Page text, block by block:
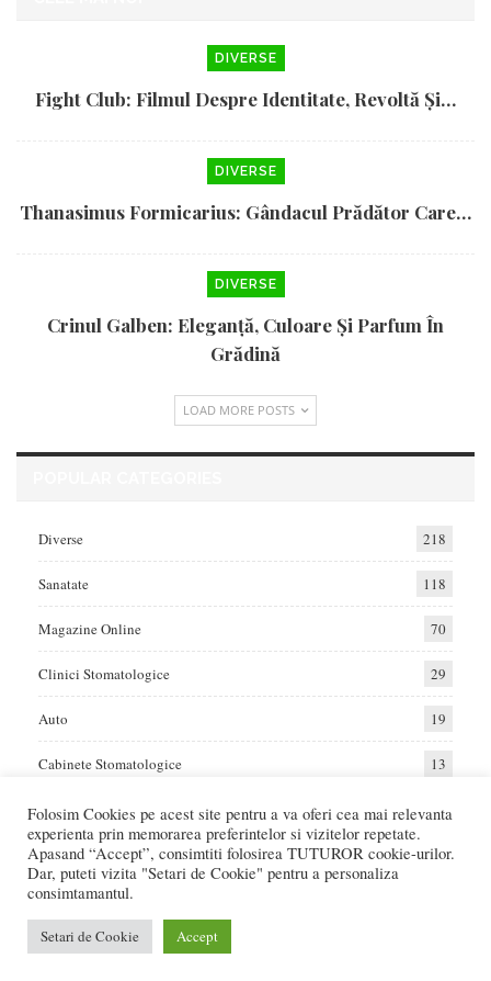
DIVERSE
Fight Club: Filmul Despre Identitate, Revoltă Și…
DIVERSE
Thanasimus Formicarius: Gândacul Prădător Care…
DIVERSE
Crinul Galben: Eleganță, Culoare Și Parfum În
Grădină
LOAD MORE POSTS
Diverse 218
Sanatate 118
Magazine Online 70
Clinici Stomatologice 29
Auto 19
Cabinete Stomatologice 13
Home Auto Diverse Sanatate
Va raportam cele mai bune oferte de servicii si produse din Romania. Recenzii
Online care va ajuta sa faceti cea mai buna alegere.
Folosim Cookies pe acest site pentru a va oferi cea mai relevanta
experienta prin memorarea preferintelor si vizitelor repetate.
Apasand “Accept”, consimtiti folosirea TUTUROR cookie-urilor.
Dar, puteti vizita "Setari de Cookie" pentru a personaliza
consimtamantul.
Setari de Cookie Accept